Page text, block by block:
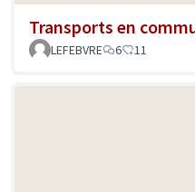
Transports en
LEFEBVRE
6 11